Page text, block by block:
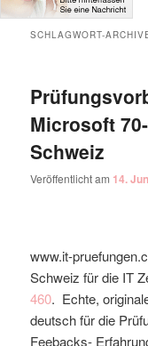
SCHLAGWORT-
Microsoft
Schweiz
Veröffentlicht am 14.
www.it-
Schweiz für die IT
460. Echte,
deutsch für die
Feebacks-